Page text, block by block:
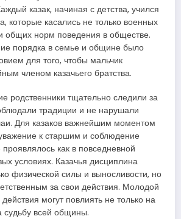
казак, начиная с детства, учился
которые касались не только военных
общих норм поведения в обществе.
порядка в семье и общине было
для того, чтобы мальчик
членом казачьего братства.
родственники тщательно следили за
традиции и не нарушали
Для казаков важнейшим моментом
к старшим и соблюдение
как в повседневной
условиях. Казачья дисциплина
физической силы и выносливости, но
за свои действия. Молодой
действия могут повлиять не только на
судьбу всей общины.